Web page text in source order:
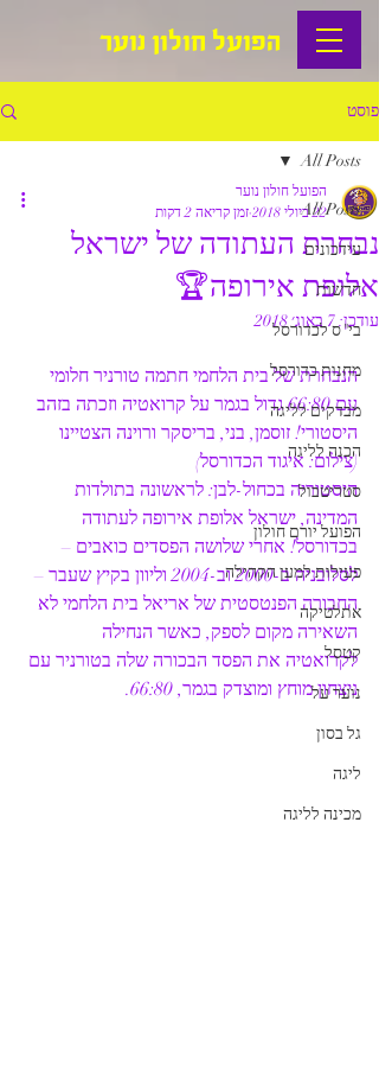
הפועל חולון נוער
פוסט
All Posts
עידכונים
חדשות
בי"ס לכדורסל
מחנות כדורסל
מבדקים לליגה
הכנה לליגה
סטריטבול
הפועל יורם חולון
פעילות למען הקהילה
אתלטיקה
קטסל
נוער על
גל בסון
ליגה
מכינה לליגה
All Posts
נבחרת העתודה של ישראל
אלופת אירופה🏆
הפועל חולון נוער
22 ביולי 2018
זמן קריאה 2 דקות
עודכן:7 באוג׳ 2018
הנבחרת של בית הלחמי חתמה טורניר חלומי
עם 66:80 גדול בגמר על קרואטיה וזכתה בזהב
היסטורי! זוסמן, בני, בריסקר ורוינה הצטיינו
(צילום: איגוד הכדורסל)
היסטוריה בכחול-לבן: לראשונה בתולדות
המדינה, ישראל אלופת אירופה לעתודה
בכדורסל! אחרי שלושה הפסדים כואבים –
לסלובניה ב-2000 וב-2004 וליוון בקיץ שעבר –
החבורה הפנטסטית של אריאל בית הלחמי לא
השאירה מקום לספק, כאשר הנחילה
לקרואטיה את הפסד הבכורה שלה בטורניר עם
ניצחון מוחץ ומוצדק בגמר, 66:80.